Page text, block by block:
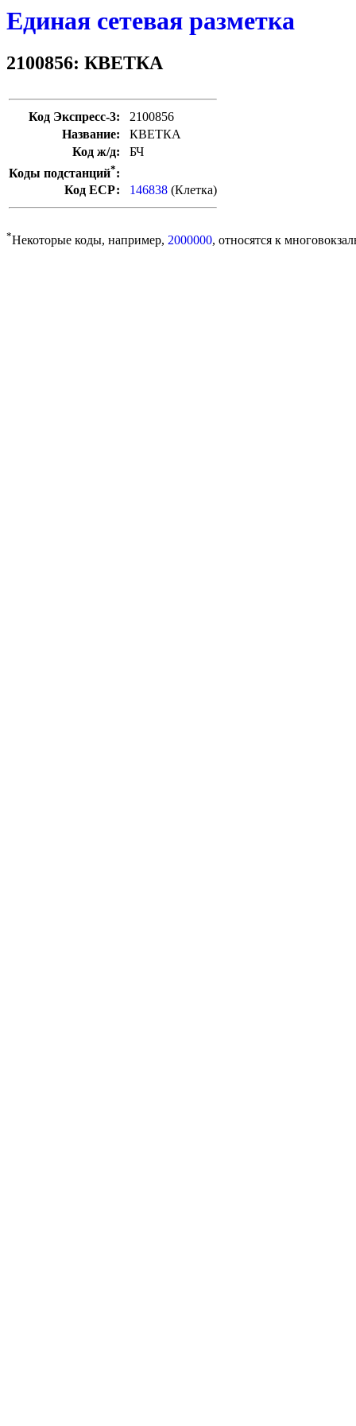
Единая сетевая разметка
2100856: КВЕТКА
Код Экспресс-3:
2100856
Название:
КВЕТКА
Код ж/д:
БЧ
Коды подстанций*:
Код ЕСР:
146838 (Клетка)
*Некоторые коды, например, 2000000, относятся к